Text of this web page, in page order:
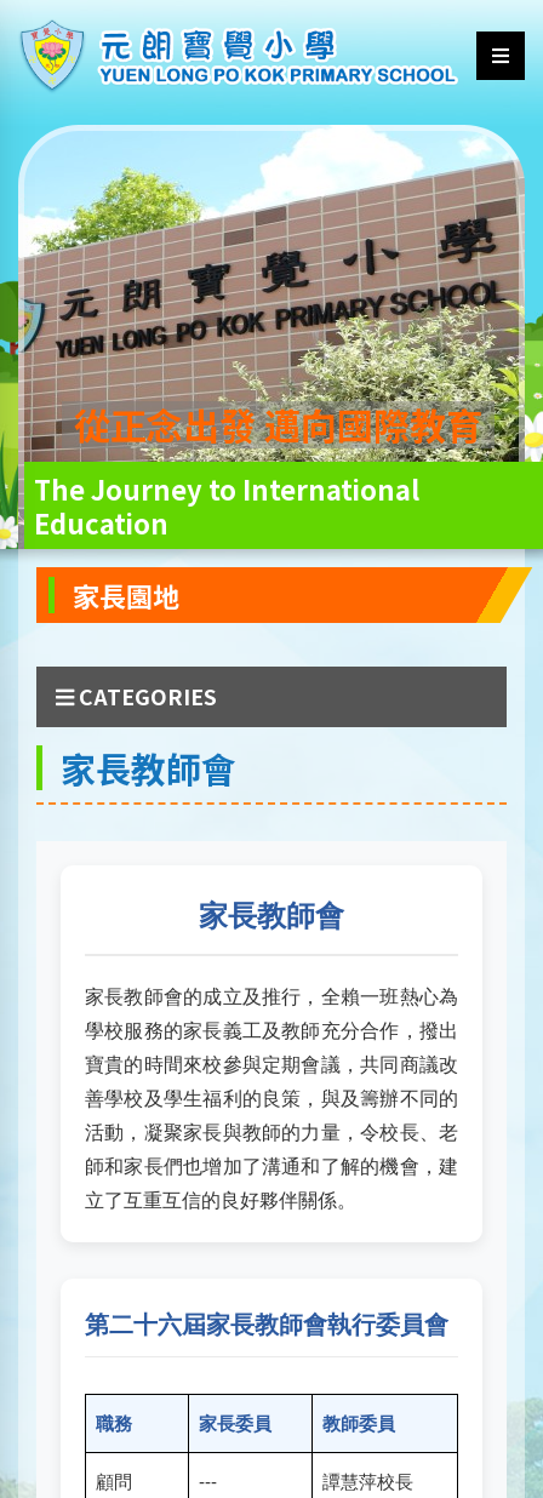
從正念出發 邁向國際教育
The Journey to International
Education
家長園地
CATEGORIES
家長教師會
家長教師會
家長教師會的成立及推行，全賴一班熱心為
學校服務的家長義工及教師充分合作，撥出
寶貴的時間來校參與定期會議，共同商議改
善學校及學生福利的良策，與及籌辦不同的
活動，凝聚家長與教師的力量，令校長、老
師和家長們也增加了溝通和了解的機會，建
立了互重互信的良好夥伴關係。
第二十六屆家長教師會執行委員會
職務 家長委員 教師委員
顧問 --- 譚慧萍校長